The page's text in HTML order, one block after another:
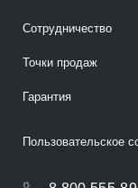
Сотрудничество
Точки продаж
Гарантия
Пользовательское